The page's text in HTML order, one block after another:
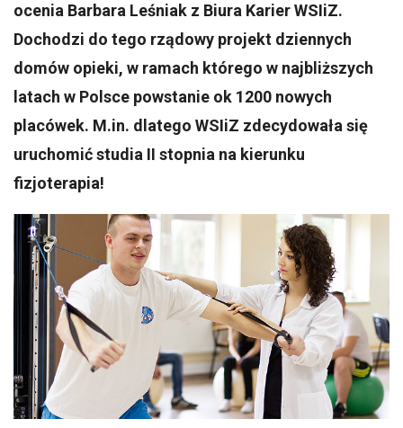
ocenia Barbara Leśniak z Biura Karier WSIiZ.
Dochodzi do tego rządowy projekt dziennych
domów opieki, w ramach którego w najbliższych
latach w Polsce powstanie ok 1200 nowych
placówek. M.in. dlatego WSIiZ zdecydowała się
uruchomić studia II stopnia na kierunku
fizjoterapia!